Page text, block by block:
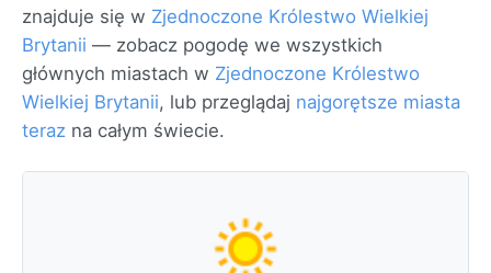
znajduje się w Zjednoczone Królestwo Wielkiej
Brytanii — zobacz pogodę we wszystkich
głównych miastach w Zjednoczone Królestwo
Wielkiej Brytanii, lub przeglądaj najgorętsze miasta
teraz na całym świecie.